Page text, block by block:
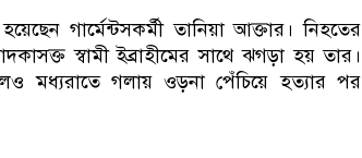
গার্মেন্টসকর্মী তানিয়া আক্তার। নিহতের
স্বামী ইব্রাহীমের সাথে ঝগড়া হয় তার।
মধ্যরাতে গলায় ওড়না পেঁচিয়ে হত্যার পর